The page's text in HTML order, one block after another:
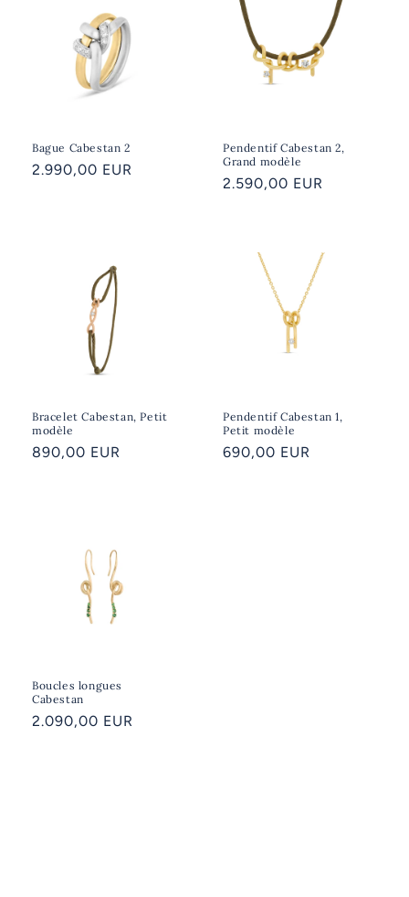
Bague Cabestan 2
Prix
2.990,00 EUR
Pendentif Cabestan 2,
Grand modèle
Prix
2.590,00 EUR
Bracelet Cabestan, Petit
modèle
Prix
890,00 EUR
Pendentif Cabestan 1,
Petit modèle
Prix
690,00 EUR
Boucles longues
Cabestan
Prix
2.090,00 EUR